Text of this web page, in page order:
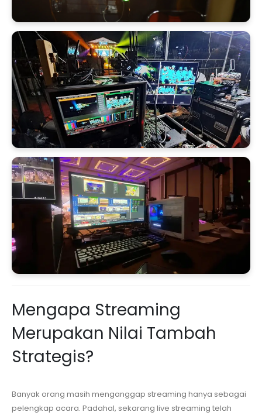
Mengapa Streaming
Merupakan Nilai Tambah
Strategis?
Banyak orang masih menganggap streaming hanya sebagai
pelengkap acara. Padahal, sekarang live streaming telah